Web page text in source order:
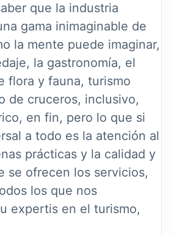
que la industria
gama inimaginable de
la mente puede imaginar,
la gastronomía, el
flora y fauna, turismo
de cruceros, inclusivo,
en fin, pero lo que si
a todo es la atención al
prácticas y la calidad y
se ofrecen los servicios,
los que nos
expertis en el turismo,